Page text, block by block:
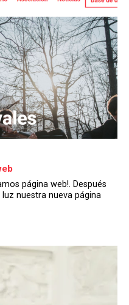
página web!. Después
nuestra nueva página